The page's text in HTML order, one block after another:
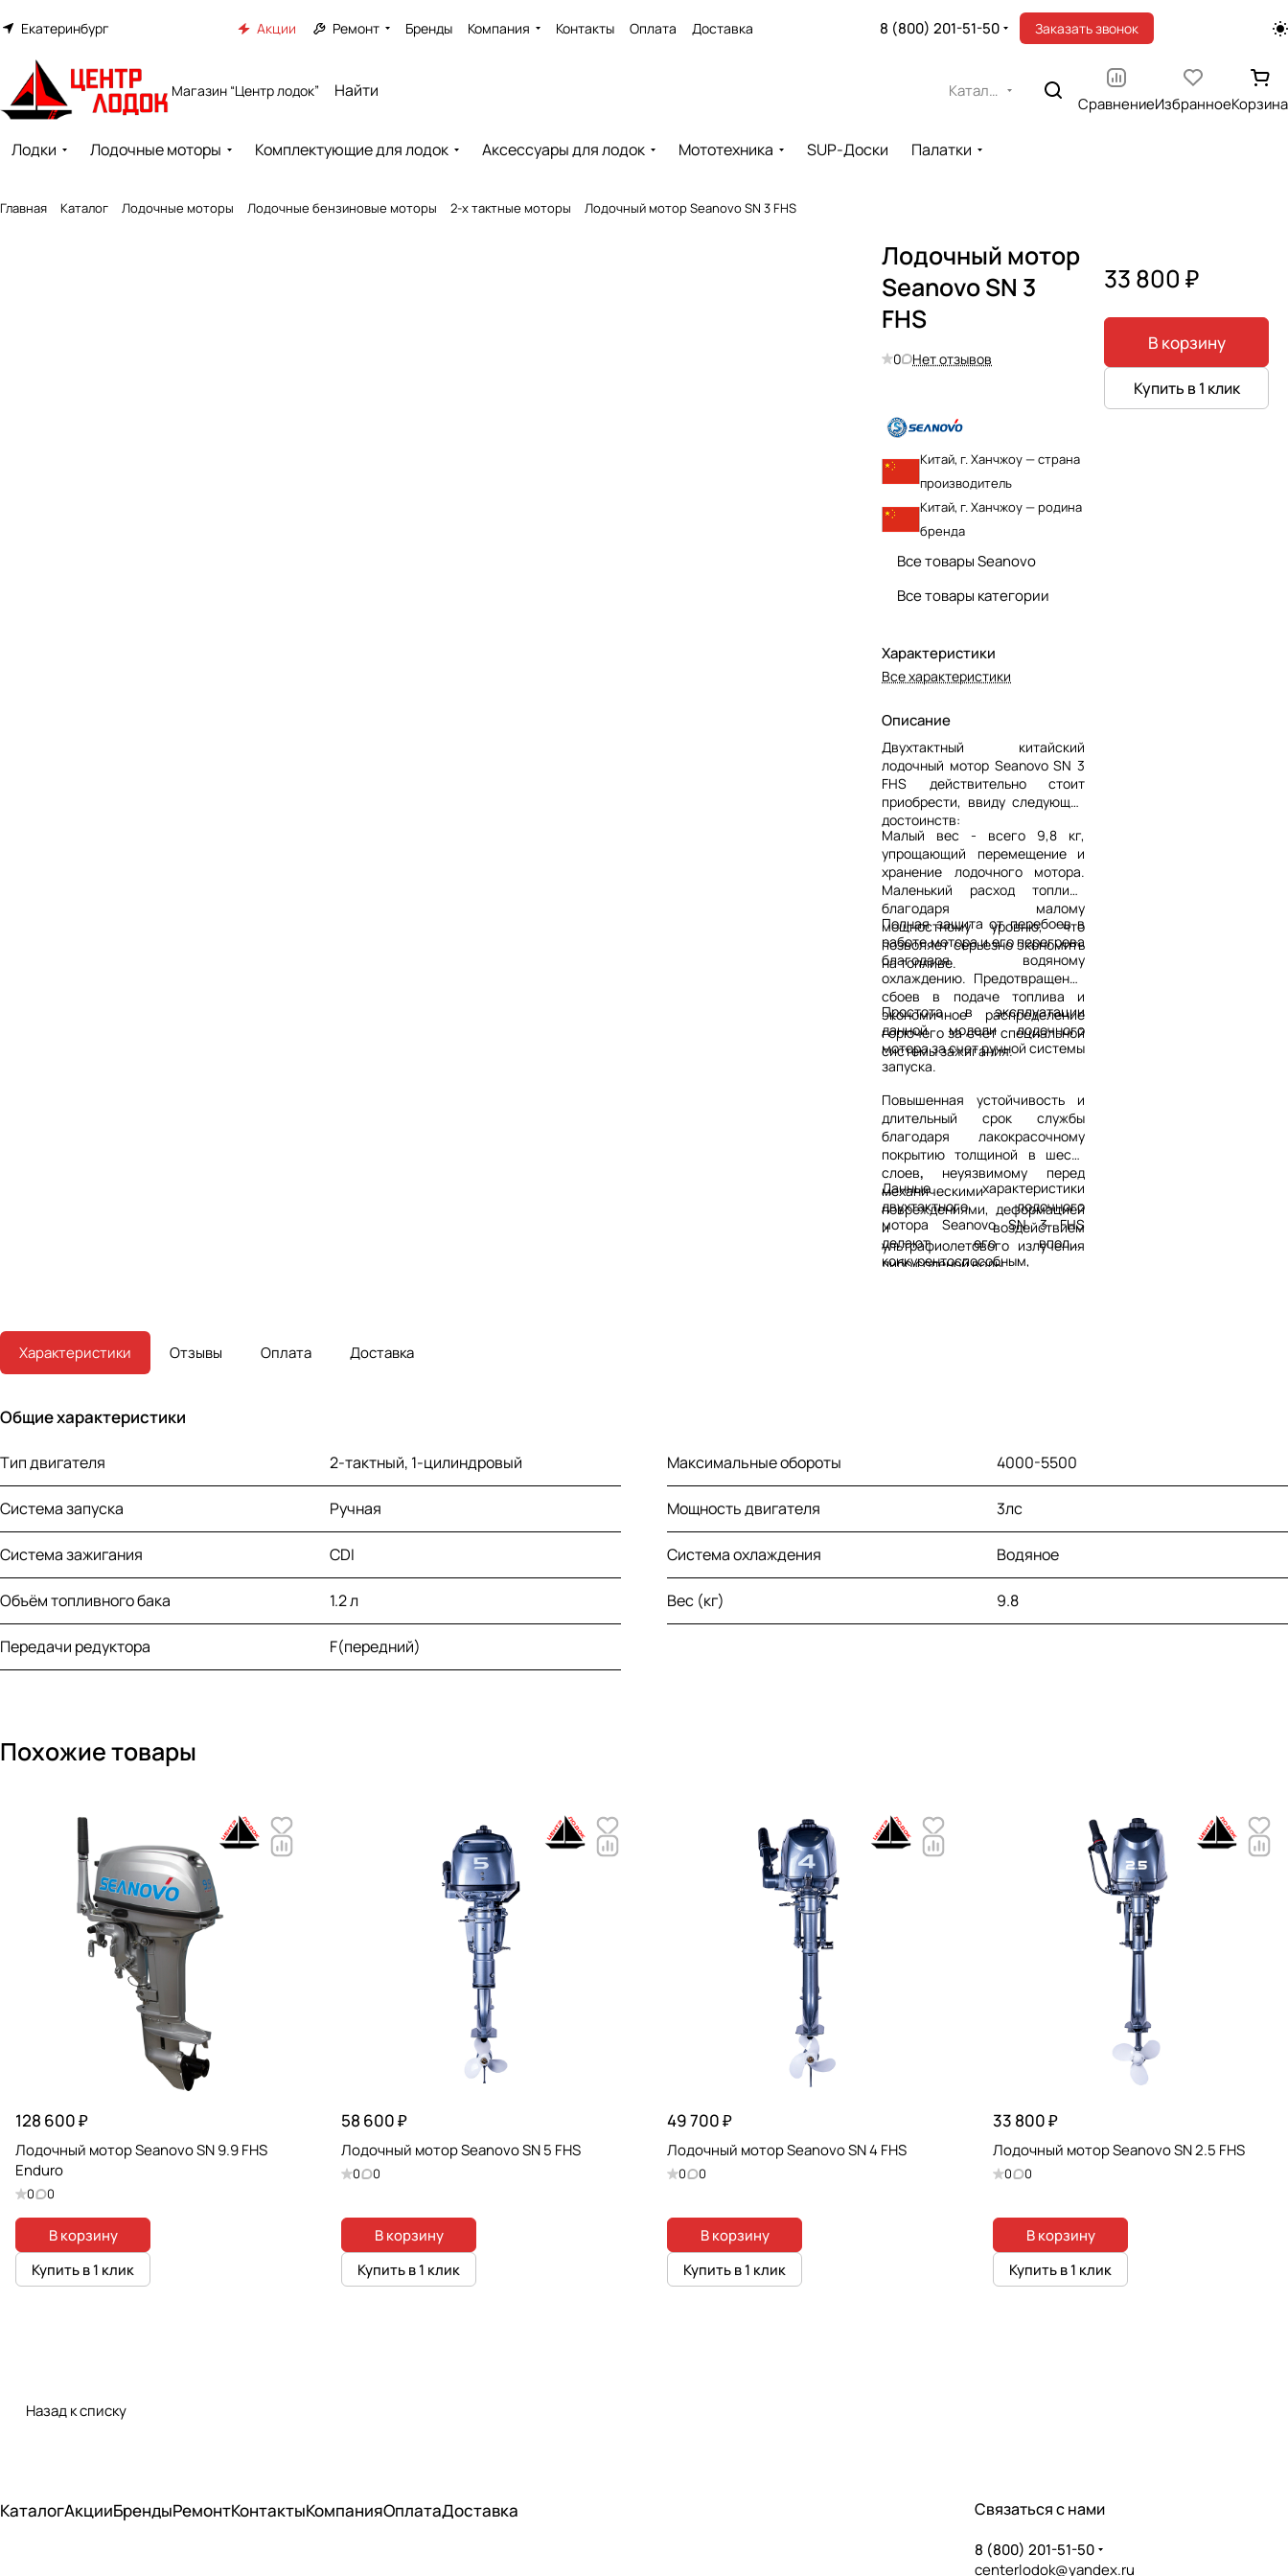
Екатеринбург Акции Ремонт Бренды Компания Контакты Оплата Доставка 8 (800) 201-51-50 Заказать звонок
Магазин “Центр лодок” Каталог
СравнениеИзбранноеКорзина
Лодки Лодочные моторы Комплектующие для лодок Аксессуары для лодок Мототехника SUP-Доски Палатки
Главная Каталог Лодочные моторы Лодочные бензиновые моторы 2-х тактные моторы Лодочный мотор Seanovo SN 3 FHS
Лодочный мотор
Seanovo SN 3
FHS
0 Нет отзывов
Китай, г. Ханчжоу — страна
производитель
Китай, г. Ханчжоу — родина
бренда
Все товары Seanovo
Все товары категории
Характеристики
Все характеристики
Описание
Двухтактный китайский
лодочный мотор Seanovo SN 3
FHS действительно стоит
приобрести, ввиду следующих
достоинств:
Малый вес - всего 9,8 кг,
упрощающий перемещение и
хранение лодочного мотора.
Маленький расход топлива
благодаря малому
мощностному уровню, что
позволяет серьезно экономить
на топливе.
Полная защита от перебоев в
работе мотора и его перегрева
благодаря водяному
охлаждению. Предотвращение
сбоев в подаче топлива и
экономичное распределение
горючего за счет специальной
системы зажигания.
Простота в эксплуатации
данной модели лодочного
мотора за счет ручной системы
запуска.
Повышенная устойчивость и
длительный срок службы
благодаря лакокрасочному
покрытию толщиной в шесть
слоев, неуязвимому перед
механическими
повреждениями, деформацией
и воздействием
ультрафиолетового излучения
либо соленой воды.
Данные характеристики
двухтактного лодочного
мотора Seanovo SN 3 FHS
делают его вполне
конкурентоспособным,
33 800 ₽
В корзину
Купить в 1 клик
Характеристики Отзывы Оплата Доставка
Общие характеристики
Тип двигателя 2-тактный, 1-цилиндровый Максимальные обороты 4000-5500
Система запуска Ручная Мощность двигателя 3лс
Система зажигания CDI Система охлаждения Водяное
Объём топливного бака 1.2 л Вес (кг) 9.8
Передачи редуктора F(передний)
Похожие товары
128 600 ₽
Лодочный мотор Seanovo SN 9.9 FHS
Enduro
0 0
В корзину
Купить в 1 клик
58 600 ₽
Лодочный мотор Seanovo SN 5 FHS
0 0
В корзину
Купить в 1 клик
49 700 ₽
Лодочный мотор Seanovo SN 4 FHS
0 0
В корзину
Купить в 1 клик
33 800 ₽
Лодочный мотор Seanovo SN 2.5 FHS
0 0
В корзину
Купить в 1 клик
Назад к списку
КаталогАкцииБрендыРемонтКонтактыКомпанияОплатаДоставка Связаться с нами
8 (800) 201-51-50
centerlodok@yandex.ru